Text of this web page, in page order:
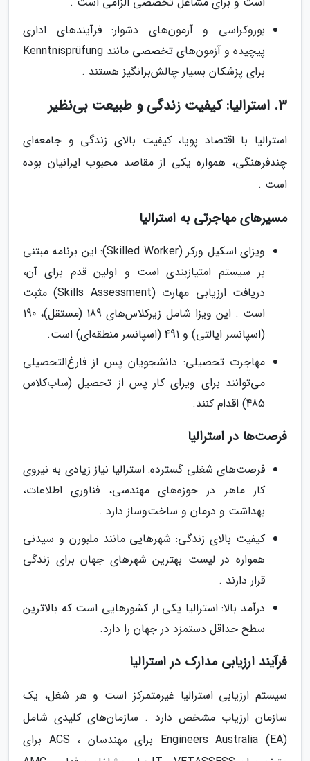
بوروکراسی و آزمون‌های دشوار: فرآیندهای اداری
پیچیده و آزمون‌های تخصصی مانند Kenntnisprüfung
برای پزشکان بسیار چالش‌برانگیز هستند .
3. استرالیا: کیفیت زندگی و طبیعت بی‌نظیر
استرالیا با اقتصاد پویا، کیفیت بالای زندگی و جامعه‌ای
چندفرهنگی، همواره یکی از مقاصد محبوب ایرانیان بوده
است .
مسیرهای مهاجرتی به استرالیا
ویزای اسکیل ورکر (Skilled Worker): این برنامه مبتنی
بر سیستم امتیازبندی است و اولین قدم برای آن،
دریافت ارزیابی مهارت (Skills Assessment) مثبت
است . این ویزا شامل زیرکلاس‌های 189 (مستقل)، 190
(اسپانسر ایالتی) و 491 (اسپانسر منطقه‌ای) است.
مهاجرت تحصیلی: دانشجویان پس از فارغ‌التحصیلی
می‌توانند برای ویزای کار پس از تحصیل (ساب‌کلاس
485) اقدام کنند.
فرصت‌ها در استرالیا
فرصت‌های شغلی گسترده: استرالیا نیاز زیادی به نیروی
کار ماهر در حوزه‌های مهندسی، فناوری اطلاعات،
بهداشت و درمان و ساخت‌وساز دارد .
کیفیت بالای زندگی: شهرهایی مانند ملبورن و سیدنی
همواره در لیست بهترین شهرهای جهان برای زندگی
قرار دارند .
درآمد بالا: استرالیا یکی از کشورهایی است که بالاترین
سطح حداقل دستمزد در جهان را دارد.
فرآیند ارزیابی مدارک در استرالیا
سیستم ارزیابی استرالیا غیرمتمرکز است و هر شغل، یک
سازمان ارزیاب مشخص دارد . سازمان‌های کلیدی شامل
Engineers Australia (EA) برای مهندسان ، ACS برای